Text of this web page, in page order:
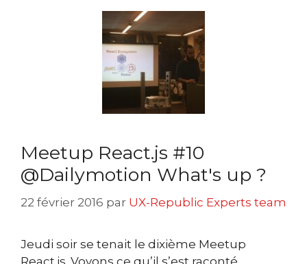
Meetup React.js #10
@Dailymotion What's up ?
22 février 2016 par UX-Republic Experts team
Jeudi soir se tenait le dixième Meetup
React.js. Voyons ce qu’il s’est raconté.